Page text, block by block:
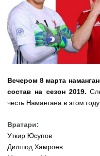
Вечером 8 марта
состав на сезон 2019.
честь Намангана в этом
Вратари:
Уткир Юсупов
Дилшод Хамроев